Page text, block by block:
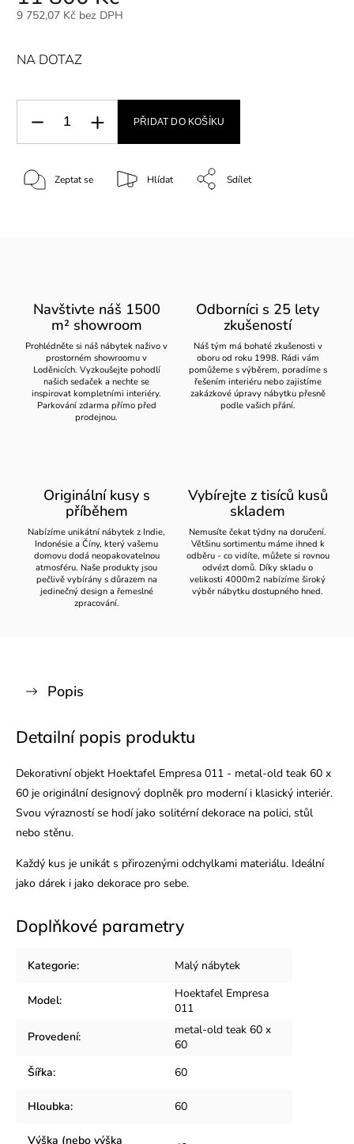
9 752,07 Kč bez DPH
NA DOTAZ
PŘIDAT DO KOŠÍKU
Zeptat se Hlídat Sdílet
Navštivte náš 1500
m² showroom
Prohlédněte si náš nábytek naživo v
prostorném showroomu v
Loděnicích. Vyzkoušejte pohodlí
našich sedaček a nechte se
inspirovat kompletními interiéry.
Parkování zdarma přímo před
prodejnou.
Odborníci s 25 lety
zkušeností
Náš tým má bohaté zkušenosti v
oboru od roku 1998. Rádi vám
pomůžeme s výběrem, poradíme s
řešením interiéru nebo zajistíme
zakázkové úpravy nábytku přesně
podle vašich přání.
Originální kusy s
příběhem
Nabízíme unikátní nábytek z Indie,
Indonésie a Číny, který vašemu
domovu dodá neopakovatelnou
atmosféru. Naše produkty jsou
pečlivě vybírány s důrazem na
jedinečný design a řemeslné
zpracování.
Vybírejte z tisíců kusů
skladem
Nemusíte čekat týdny na doručení.
Většinu sortimentu máme ihned k
odběru - co vidíte, můžete si rovnou
odvézt domů. Díky skladu o
velikosti 4000m2 nabízíme široký
výběr nábytku dostupného hned.
Popis
Detailní popis produktu
Dekorativní objekt Hoektafel Empresa 011 - metal-old teak 60 x
60 je originální designový doplněk pro moderní i klasický interiér.
Svou výrazností se hodí jako solitérní dekorace na polici, stůl
nebo stěnu.
Každý kus je unikát s přirozenými odchylkami materiálu. Ideální
jako dárek i jako dekorace pro sebe.
Doplňkové parametry
Kategorie: Malý nábytek
Model:
Hoektafel Empresa
011
Provedení:
metal-old teak 60 x
60
Šířka: 60
Hloubka: 60
Výška (nebo výška